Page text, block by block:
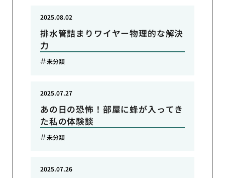
排水管詰まりワイヤー物理的な解決
力
2025.08.02
未分類
あの日の恐怖！部屋に蜂が入ってき
た私の体験談
2025.07.27
未分類
2025.07.26